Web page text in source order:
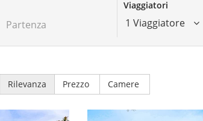
Viaggiatori
1 Viaggiatore
Rilevanza Prezzo Camere